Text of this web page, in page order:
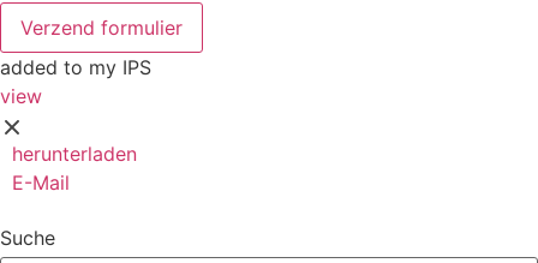
Verzend formulier
added to my IPS
view
herunterladen
E-Mail
Suche